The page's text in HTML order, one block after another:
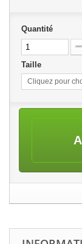
Quantité
Taille
Cliquez pour